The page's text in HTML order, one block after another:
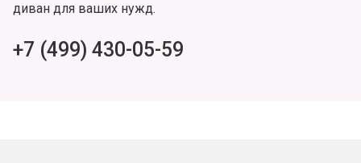
диван для ваших нужд.
+7 (499) 430-05-59